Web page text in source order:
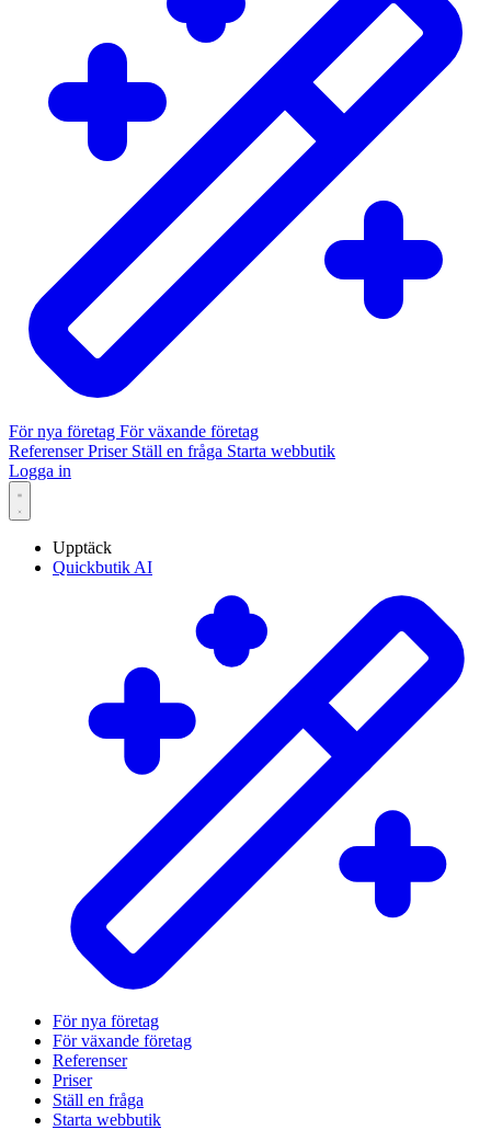
För nya företag För växande företag
ReferenserPriser Ställ en fråga Starta webbutik
Logga in
Upptäck
Quickbutik AI
För nya företag
För växande företag
Referenser
Priser
Ställ en fråga
Starta webbutik